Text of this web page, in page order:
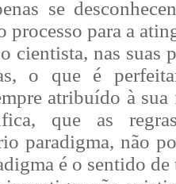
se
processo para a
cientista, nas suas
o que é
atribuído à
que as
paradigma, não
é o sentido